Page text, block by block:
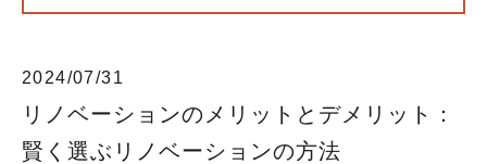
NEWS
CONTENTS
ACCESS
2024/07/31
リノベーションのメリットとデメリット：
賢く選ぶリノベーションの方法